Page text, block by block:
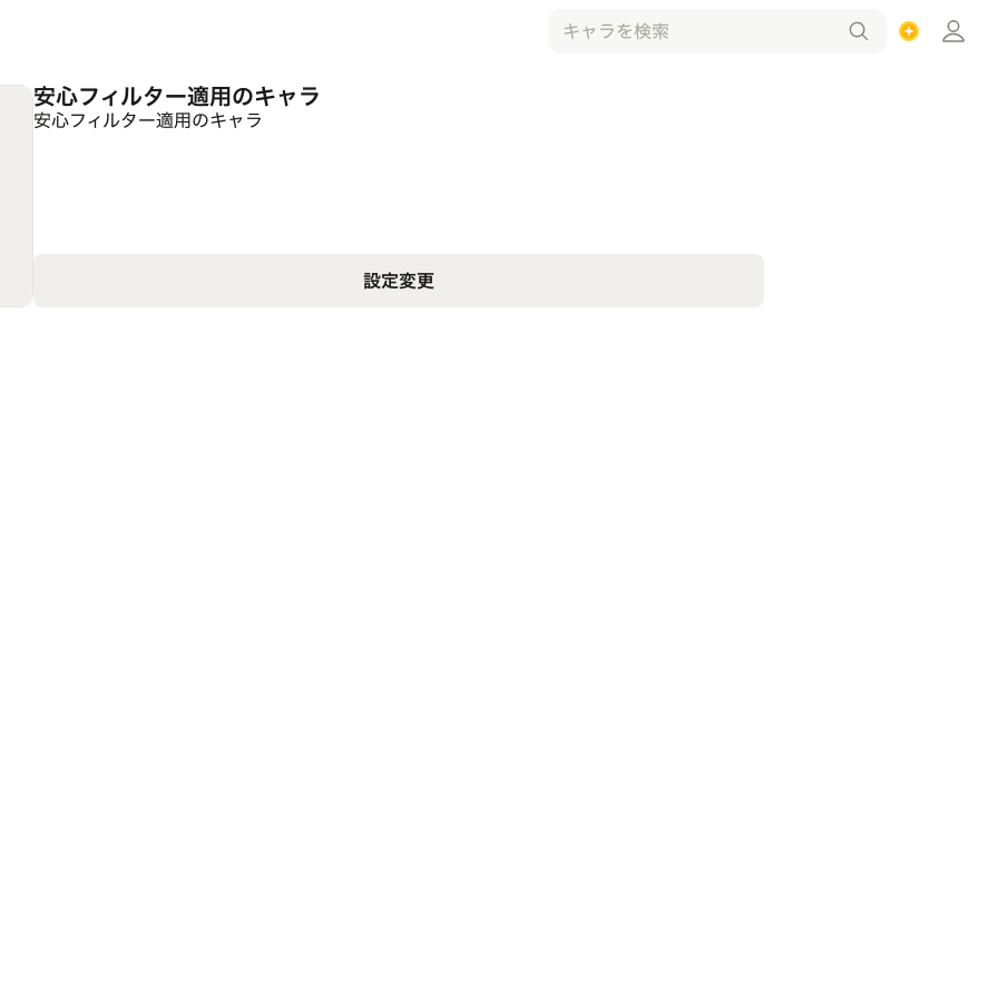
安心フィルター適用のキャラ
安心フィルター適用のキャラ
設定変更